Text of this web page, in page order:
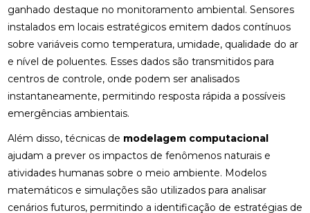
ganhado destaque no monitoramento ambiental. Sensores
instalados em locais estratégicos emitem dados contínuos
sobre variáveis como temperatura, umidade, qualidade do ar
e nível de poluentes. Esses dados são transmitidos para
centros de controle, onde podem ser analisados
instantaneamente, permitindo resposta rápida a possíveis
emergências ambientais.
Além disso, técnicas de modelagem computacional
ajudam a prever os impactos de fenômenos naturais e
atividades humanas sobre o meio ambiente. Modelos
matemáticos e simulações são utilizados para analisar
cenários futuros, permitindo a identificação de estratégias de